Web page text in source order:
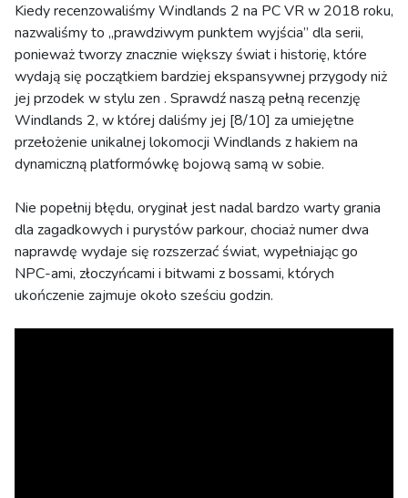
Kiedy recenzowaliśmy Windlands 2 na PC VR w 2018 roku,
nazwaliśmy to „prawdziwym punktem wyjścia” dla serii,
ponieważ tworzy znacznie większy świat i historię, które
wydają się początkiem bardziej ekspansywnej przygody niż
jej przodek w stylu zen . Sprawdź naszą pełną recenzję
Windlands 2, w której daliśmy jej [8/10] za umiejętne
przełożenie unikalnej lokomocji Windlands z hakiem na
dynamiczną platformówkę bojową samą w sobie.
Nie popełnij błędu, oryginał jest nadal bardzo warty grania
dla zagadkowych i purystów parkour, chociaż numer dwa
naprawdę wydaje się rozszerzać świat, wypełniając go
NPC-ami, złoczyńcami i bitwami z bossami, których
ukończenie zajmuje około sześciu godzin.